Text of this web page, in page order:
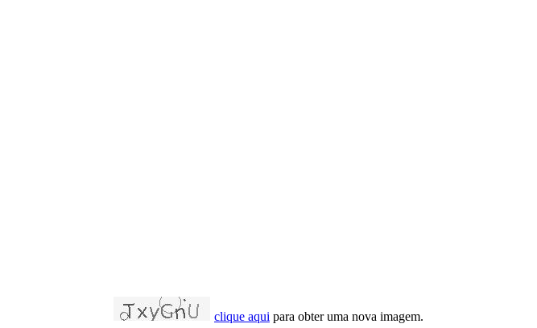
clique aqui para obter uma nova imagem.